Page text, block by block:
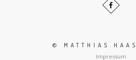
© MATTHIAS
Impressum